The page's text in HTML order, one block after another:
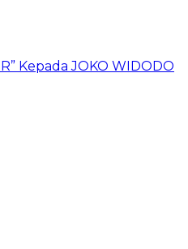
Kepada JOKO WIDODO